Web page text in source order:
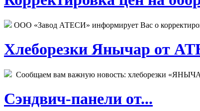
ООО «Завод АТЕСИ» информирует Вас о
Хлеборезки Янычар от
Сообщаем вам важную новость: хлеборезки
Сэндвич-панели от...